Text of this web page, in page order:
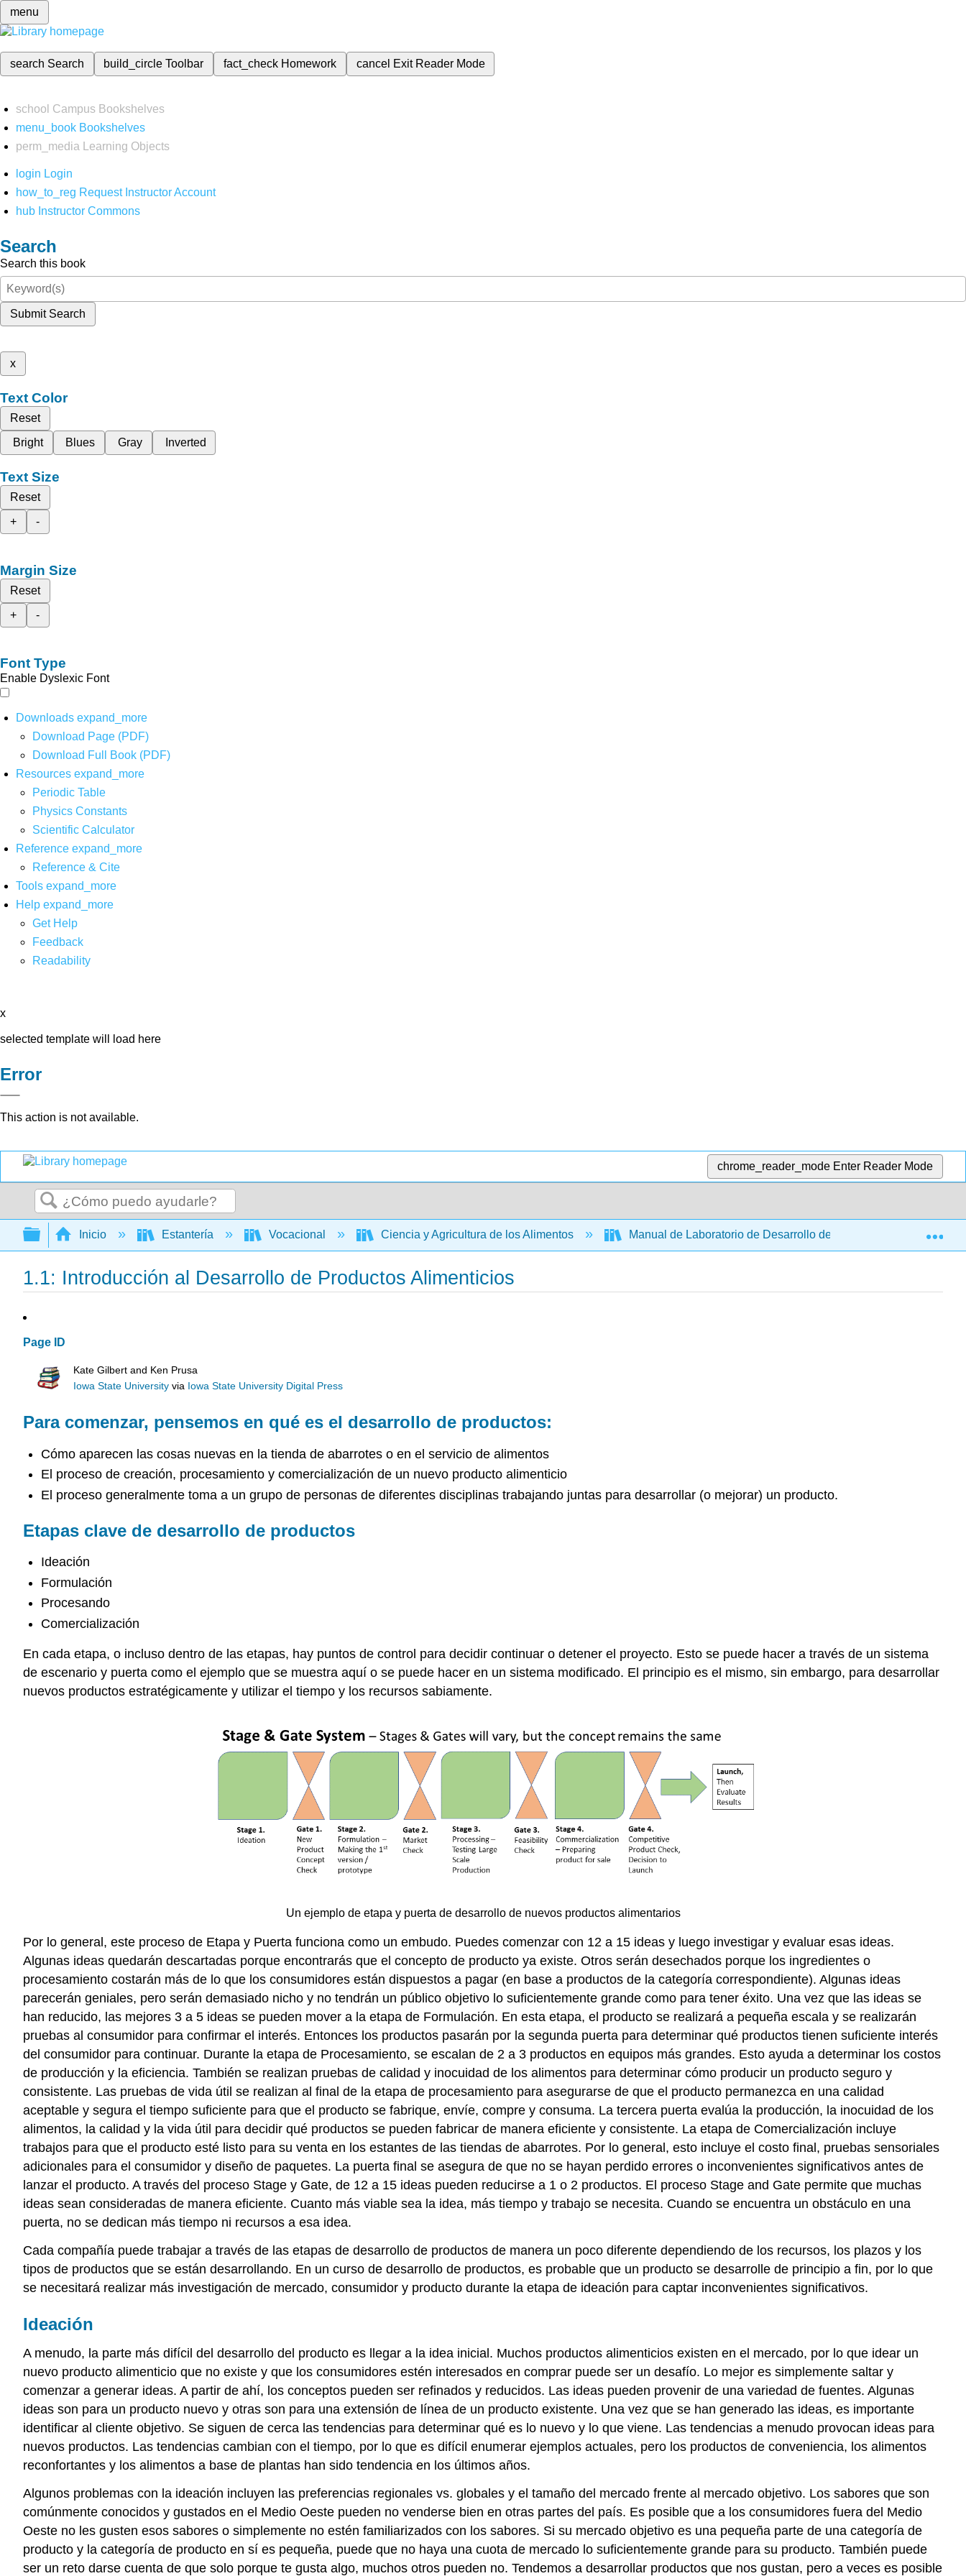
menu
search Search build_circleToolbar fact_check Homework cancel Exit Reader Mode
school Campus Bookshelves
menu_book Bookshelves
perm_media
Learning Objects
login Login
how_to_reg Request Instructor Account
hub Instructor Commons
Search
Search this book
Submit Search
x
Text Color
Reset
Bright
Blues Gray Inverted
Text Size
Reset
+
-
Margin Size
Reset
+
-
Font Type
Enable Dyslexic Font
Downloads expand_more
Download Page (PDF)
Download Full Book (PDF)
Resources expand_more
Periodic Table
Physics Constants
Scientific Calculator
Reference expand_more
Reference & Cite
Tools expand_more
Help expand_more
Get Help
Feedback
Readability
x
selected template will load here
Error
This action is not available.
chrome_reader_mode Enter Reader Mode
Buscar
Expandir/contraer jerarquía global
Inicio Estantería Vocacional Ciencia y Agricultura de los Alimentos Manual de Laboratorio de Desarrollo de Productos Alimenticios
1.1: Introducción al Desarrollo de Productos Alimenticios
Page ID
Kate Gilbert and Ken Prusa
Iowa State University via Iowa State University Digital Press
Para comenzar, pensemos en qué es el desarrollo de productos:
Cómo aparecen las cosas nuevas en la tienda de abarrotes o en el servicio de alimentos
El proceso de creación, procesamiento y comercialización de un nuevo producto alimenticio
El proceso generalmente toma a un grupo de personas de diferentes disciplinas trabajando juntas para desarrollar (o mejorar) un producto.
Etapas clave de desarrollo de productos
Ideación
Formulación
Procesando
Comercialización
En cada etapa, o incluso dentro de las etapas, hay puntos de control para decidir continuar o detener el proyecto. Esto se puede hacer a través de un sistema
de escenario y puerta como el ejemplo que se muestra aquí o se puede hacer en un sistema modificado. El principio es el mismo, sin embargo, para desarrollar
nuevos productos estratégicamente y utilizar el tiempo y los recursos sabiamente.
Un ejemplo de etapa y puerta de desarrollo de nuevos productos alimentarios
Por lo general, este proceso de Etapa y Puerta funciona como un embudo. Puedes comenzar con 12 a 15 ideas y luego investigar y evaluar esas ideas.
Algunas ideas quedarán descartadas porque encontrarás que el concepto de producto ya existe. Otros serán desechados porque los ingredientes o
procesamiento costarán más de lo que los consumidores están dispuestos a pagar (en base a productos de la categoría correspondiente). Algunas ideas
parecerán geniales, pero serán demasiado nicho y no tendrán un público objetivo lo suficientemente grande como para tener éxito. Una vez que las ideas se
han reducido, las mejores 3 a 5 ideas se pueden mover a la etapa de Formulación. En esta etapa, el producto se realizará a pequeña escala y se realizarán
pruebas al consumidor para confirmar el interés. Entonces los productos pasarán por la segunda puerta para determinar qué productos tienen suficiente interés
del consumidor para continuar. Durante la etapa de Procesamiento, se escalan de 2 a 3 productos en equipos más grandes. Esto ayuda a determinar los costos
de producción y la eficiencia. También se realizan pruebas de calidad y inocuidad de los alimentos para determinar cómo producir un producto seguro y
consistente. Las pruebas de vida útil se realizan al final de la etapa de procesamiento para asegurarse de que el producto permanezca en una calidad
aceptable y segura el tiempo suficiente para que el producto se fabrique, envíe, compre y consuma. La tercera puerta evalúa la producción, la inocuidad de los
alimentos, la calidad y la vida útil para decidir qué productos se pueden fabricar de manera eficiente y consistente. La etapa de Comercialización incluye
trabajos para que el producto esté listo para su venta en los estantes de las tiendas de abarrotes. Por lo general, esto incluye el costo final, pruebas sensoriales
adicionales para el consumidor y diseño de paquetes. La puerta final se asegura de que no se hayan perdido errores o inconvenientes significativos antes de
lanzar el producto. A través del proceso Stage y Gate, de 12 a 15 ideas pueden reducirse a 1 o 2 productos. El proceso Stage and Gate permite que muchas
ideas sean consideradas de manera eficiente. Cuanto más viable sea la idea, más tiempo y trabajo se necesita. Cuando se encuentra un obstáculo en una
puerta, no se dedican más tiempo ni recursos a esa idea.
Cada compañía puede trabajar a través de las etapas de desarrollo de productos de manera un poco diferente dependiendo de los recursos, los plazos y los
tipos de productos que se están desarrollando. En un curso de desarrollo de productos, es probable que un producto se desarrolle de principio a fin, por lo que
se necesitará realizar más investigación de mercado, consumidor y producto durante la etapa de ideación para captar inconvenientes significativos.
Ideación
A menudo, la parte más difícil del desarrollo del producto es llegar a la idea inicial. Muchos productos alimenticios existen en el mercado, por lo que idear un
nuevo producto alimenticio que no existe y que los consumidores estén interesados en comprar puede ser un desafío. Lo mejor es simplemente saltar y
comenzar a generar ideas. A partir de ahí, los conceptos pueden ser refinados y reducidos. Las ideas pueden provenir de una variedad de fuentes. Algunas
ideas son para un producto nuevo y otras son para una extensión de línea de un producto existente. Una vez que se han generado las ideas, es importante
identificar al cliente objetivo. Se siguen de cerca las tendencias para determinar qué es lo nuevo y lo que viene. Las tendencias a menudo provocan ideas para
nuevos productos. Las tendencias cambian con el tiempo, por lo que es difícil enumerar ejemplos actuales, pero los productos de conveniencia, los alimentos
reconfortantes y los alimentos a base de plantas han sido tendencia en los últimos años.
Algunos problemas con la ideación incluyen las preferencias regionales vs. globales y el tamaño del mercado frente al mercado objetivo. Los sabores que son
comúnmente conocidos y gustados en el Medio Oeste pueden no venderse bien en otras partes del país. Es posible que a los consumidores fuera del Medio
Oeste no les gusten esos sabores o simplemente no estén familiarizados con los sabores. Si su mercado objetivo es una pequeña parte de una categoría de
producto y la categoría de producto en sí es pequeña, puede que no haya una cuota de mercado lo suficientemente grande para su producto. También puede
ser un reto darse cuenta de que solo porque te gusta algo, muchos otros pueden no. Tendemos a desarrollar productos que nos gustan, pero a veces es posible